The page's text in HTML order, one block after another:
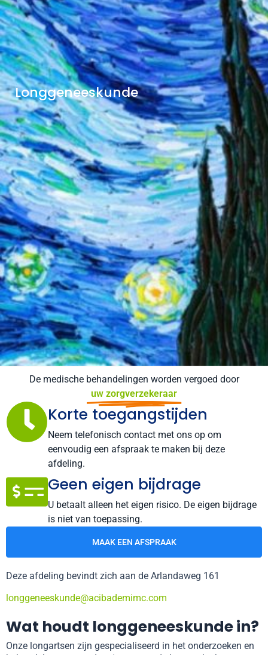
Longgeneeskunde
De medische behandelingen worden vergoed door
uw zorgverzekeraar
Korte toegangstijden
Neem telefonisch contact met ons op om
eenvoudig een afspraak te maken bij deze
afdeling.
Geen eigen bijdrage
U betaalt alleen het eigen risico. De eigen bijdrage
is niet van toepassing.
MAAK EEN AFSPRAAK
Deze afdeling bevindt zich aan de Arlandaweg 161
longgeneeskunde@acibademimc.com
Wat houdt longgeneeskunde in?
Onze longartsen zijn gespecialiseerd in het onderzoeken en